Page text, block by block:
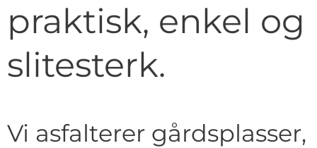
praktisk, enkel og
slitesterk.
Vi asfalterer gårdsplasser,